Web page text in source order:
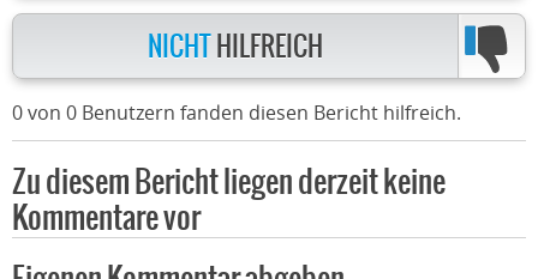
NICHT HILFREICH
0 von 0 Benutzern fanden diesen Bericht hilfreich.
Zu diesem Bericht liegen derzeit keine
Kommentare vor